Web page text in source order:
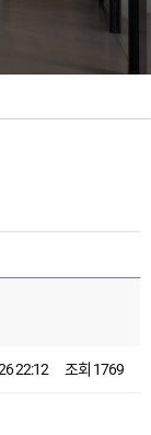
22:12 조회 1769